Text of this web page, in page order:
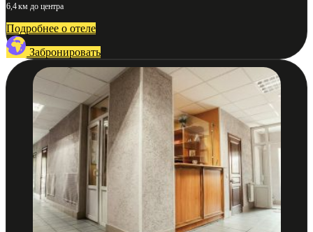
6,4 км до центра
Подробнее о отеле
Забронировать